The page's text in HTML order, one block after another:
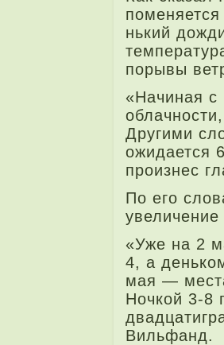
нький
порывы
«Начиная
Другими
ожида­ется
произнес
По его
«Уже на 2
4, а
мая —
Ночкой 3-8
Вильфанд.